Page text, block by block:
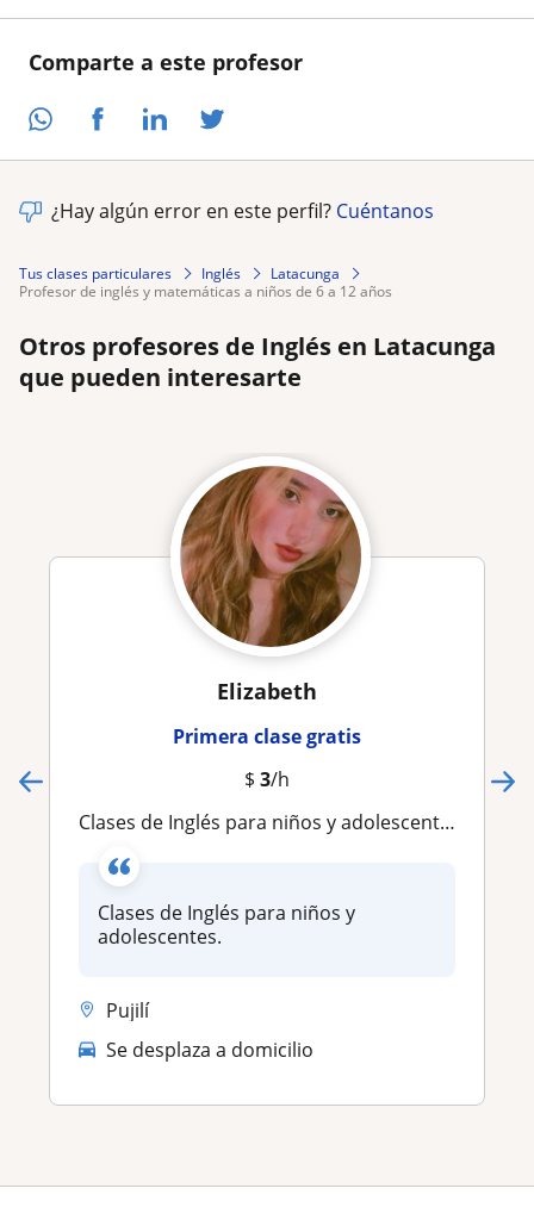
Comparte a este profesor
¿Hay algún error en este perfil? Cuéntanos
Tus clases particulares Inglés
Latacunga
profesor de inglés y matemáticas a niños de 6 a 12 años
Otros profesores de Inglés en Latacunga
que pueden interesarte
Elizabeth
Primera clase gratis
$ 3/h
Clases de Inglés para niños y adolescentes
Clases de Inglés para niños y
adolescentes.
Pujilí
Se desplaza a domicilio